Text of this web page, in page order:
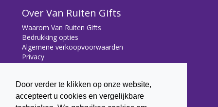
Door verder te klikken op onze website,
accepteert u cookies en vergelijkbare
Over Van Ruiten Gifts
Waarom Van Ruiten Gifts
Bedrukking opties
Algemene verkoopvoorwaarden
Privacy
Contact
Contact